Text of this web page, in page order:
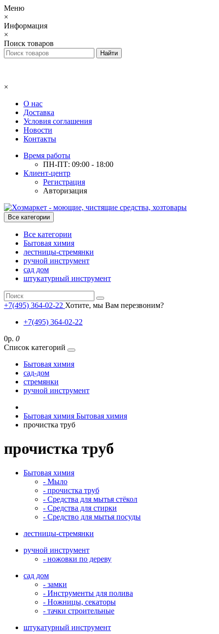
Меню
×
Информация
×
Поиск товаров
×
О нас
Доставка
Условия соглашения
Новости
Контакты
Время работы
ПН-ПТ: 09:00 - 18:00
Клиент-центр
Регистрация
Авторизация
Все категории
Все категории
Бытовая химия
лестницы-стремянки
ручной инструмент
сад дом
штукатурный инструмент
+7(495) 364-02-22 Хотите, мы Вам перезвоним?
+7(495) 364-02-22
0р. 0
Список категорий
Бытовая химия
сад-дом
стремянки
ручной инструмент
Бытовая химия Бытовая химия
прочистка труб
прочистка труб
Бытовая химия
- Мыло
- прочистка труб
- Средства для мытья стёкол
- Средства для стирки
- Средство для мытья посуды
лестницы-стремянки
ручной инструмент
- ножовки по дереву
сад дом
- замки
- Инструменты для полива
- Ножницы, секаторы
- тачки строительные
штукатурный инструмент